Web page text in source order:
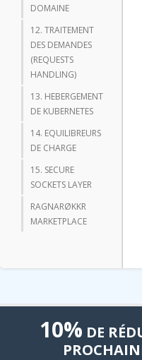
DOMAINE
12. TRAITEMENT
DES DEMANDES
(REQUESTS
HANDLING)
13. HEBERGEMENT
DE KUBERNETES
14. EQUILIBREURS
DE CHARGE
15. SECURE
SOCKETS LAYER
RAGNARØKKR
MARKETPLACE
10% DE